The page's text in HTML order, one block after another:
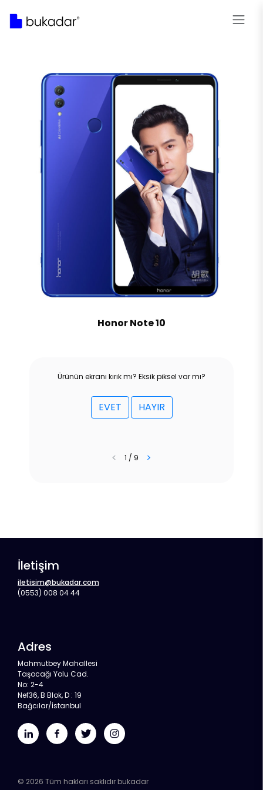
Honor Note 10
Ürünün ekranı kırık mı? Eksik piksel var mı?
EVET HAYIR
< 1 / 9 >
İletişim
iletisim@bukadar.com
(0553) 008 04 44
Adres
Mahmutbey Mahallesi
Taşocağı Yolu Cad.
No: 2-4
Nef36, B Blok, D : 19
Bağcılar/İstanbul
© 2026 Tüm hakları saklıdır bukadar